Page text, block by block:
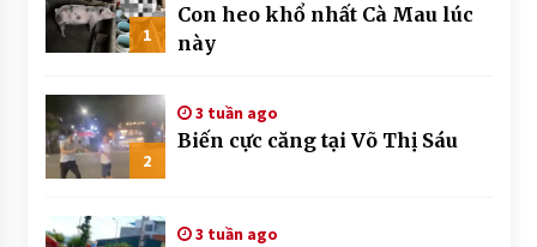
1
Con heo khổ nhất Cà Mau lúc
này
2
3 tuần ago
Biến cực căng tại Võ Thị Sáu
3 tuần ago